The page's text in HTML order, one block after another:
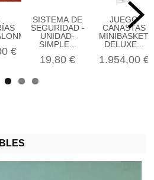
€
SISTEMA DE
SEGURIDAD -
UNIDAD-
SIMPLE...
19,80 €
JUEGO
CANASTAS
MINIBASKET
DELUXE...
1.954,00 €